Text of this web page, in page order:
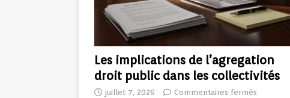
Les implications de l’agregation
droit public dans les collectivités
juillet 7, 2026 Commentaires fermés